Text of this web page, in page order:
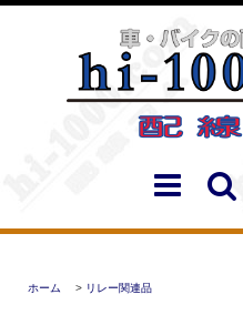
ホーム > リレー関連品